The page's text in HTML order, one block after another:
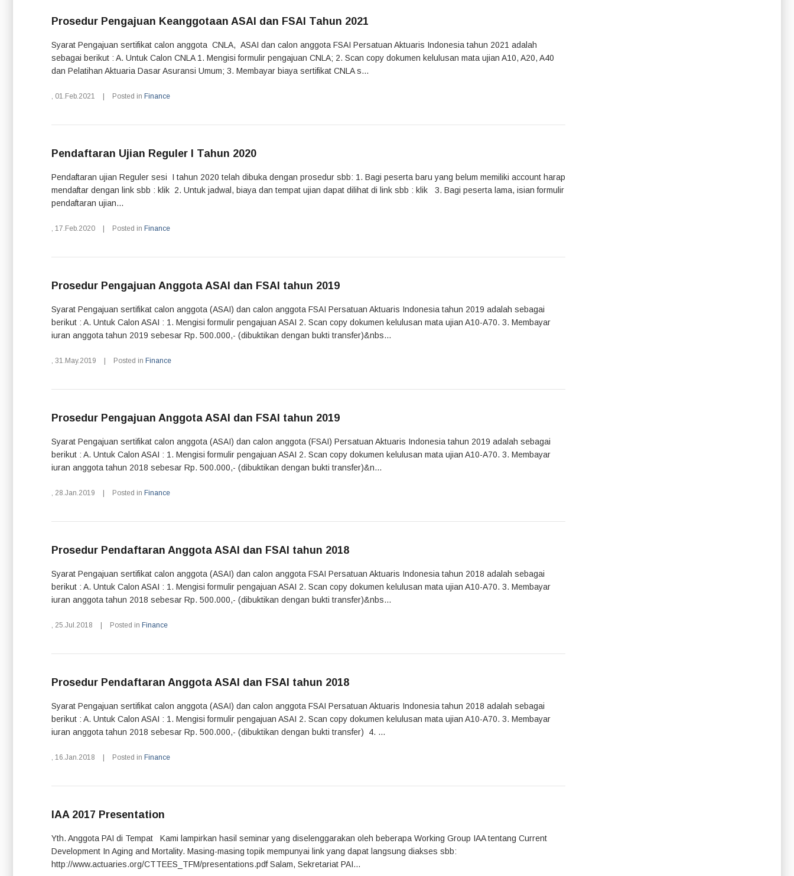
Prosedur Pengajuan Keanggotaan ASAI dan FSAI Tahun 2021
Syarat Pengajuan sertifikat calon anggota CNLA, ASAI dan calon anggota FSAI Persatuan Aktuaris Indonesia tahun 2021 adalah
sebagai berikut : A. Untuk Calon CNLA 1. Mengisi formulir pengajuan CNLA; 2. Scan copy dokumen kelulusan mata ujian A10, A20, A40
dan Pelatihan Aktuaria Dasar Asuransi Umum; 3. Membayar biaya sertifikat CNLA s...
, 01.Feb.2021 Posted in Finance
Pendaftaran Ujian Reguler I Tahun 2020
Pendaftaran ujian Reguler sesi I tahun 2020 telah dibuka dengan prosedur sbb: 1. Bagi peserta baru yang belum memiliki account harap
mendaftar dengan link sbb : klik 2. Untuk jadwal, biaya dan tempat ujian dapat dilihat di link sbb : klik 3. Bagi peserta lama, isian formulir
pendaftaran ujian...
, 17.Feb.2020 Posted in Finance
Prosedur Pengajuan Anggota ASAI dan FSAI tahun 2019
Syarat Pengajuan sertifikat calon anggota (ASAI) dan calon anggota FSAI Persatuan Aktuaris Indonesia tahun 2019 adalah sebagai
berikut : A. Untuk Calon ASAI : 1. Mengisi formulir pengajuan ASAI 2. Scan copy dokumen kelulusan mata ujian A10-A70. 3. Membayar
iuran anggota tahun 2019 sebesar Rp. 500.000,- (dibuktikan dengan bukti transfer)&nbs...
, 31.May.2019 Posted in Finance
Prosedur Pengajuan Anggota ASAI dan FSAI tahun 2019
Syarat Pengajuan sertifikat calon anggota (ASAI) dan calon anggota (FSAI) Persatuan Aktuaris Indonesia tahun 2019 adalah sebagai
berikut : A. Untuk Calon ASAI : 1. Mengisi formulir pengajuan ASAI 2. Scan copy dokumen kelulusan mata ujian A10-A70. 3. Membayar
iuran anggota tahun 2018 sebesar Rp. 500.000,- (dibuktikan dengan bukti transfer)&n...
, 28.Jan.2019 Posted in Finance
Prosedur Pendaftaran Anggota ASAI dan FSAI tahun 2018
Syarat Pengajuan sertifikat calon anggota (ASAI) dan calon anggota FSAI Persatuan Aktuaris Indonesia tahun 2018 adalah sebagai
berikut : A. Untuk Calon ASAI : 1. Mengisi formulir pengajuan ASAI 2. Scan copy dokumen kelulusan mata ujian A10-A70. 3. Membayar
iuran anggota tahun 2018 sebesar Rp. 500.000,- (dibuktikan dengan bukti transfer)&nbs...
, 25.Jul.2018 Posted in Finance
Prosedur Pendaftaran Anggota ASAI dan FSAI tahun 2018
Syarat Pengajuan sertifikat calon anggota (ASAI) dan calon anggota FSAI Persatuan Aktuaris Indonesia tahun 2018 adalah sebagai
berikut : A. Untuk Calon ASAI : 1. Mengisi formulir pengajuan ASAI 2. Scan copy dokumen kelulusan mata ujian A10-A70. 3. Membayar
iuran anggota tahun 2018 sebesar Rp. 500.000,- (dibuktikan dengan bukti transfer) 4. ...
, 16.Jan.2018 Posted in Finance
IAA 2017 Presentation
Yth. Anggota PAI di Tempat Kami lampirkan hasil seminar yang diselenggarakan oleh beberapa Working Group IAA tentang Current
Development In Aging and Mortality. Masing-masing topik mempunyai link yang dapat langsung diakses sbb:
http://www.actuaries.org/CTTEES_TFM/presentations.pdf Salam, Sekretariat PAI...